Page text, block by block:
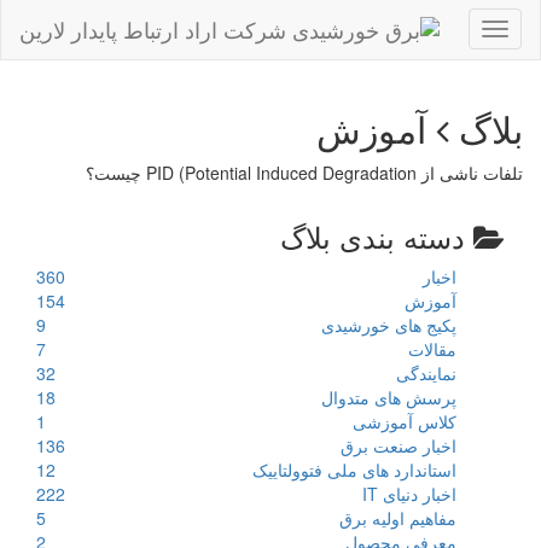
Toggle
navigation
بلاگ آموزش
تلفات ناشی از PID (Potential Induced Degradation چیست؟
دسته بندی بلاگ
اخبار
360
آموزش
154
پکیج های خورشیدی
9
مقالات
7
نمایندگی
32
پرسش های متدوال
18
کلاس آموزشی
1
اخبار صنعت برق
136
استاندارد های ملی فتوولتاییک
12
اخبار دنیای IT
222
مفاهیم اولیه برق
5
معرفی محصول
2